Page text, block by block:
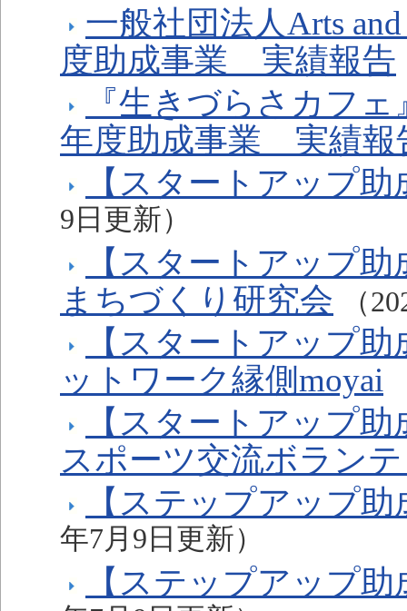
一般社団法人Arts
度助成事業 実績報告
『生きづらさカフ
年度助成事業 実績報
【スタートアップ
9日更新）
【スタートアップ
まちづくり研究会
（
【スタートアップ
ットワーク縁側moyai
【スタートアップ
スポーツ交流ボラン
【ステップアップ
年7月9日更新）
【ステップアップ